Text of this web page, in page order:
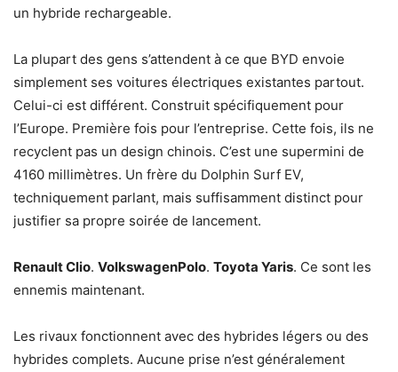
un hybride rechargeable.
La plupart des gens s’attendent à ce que BYD envoie
simplement ses voitures électriques existantes partout.
Celui-ci est différent. Construit spécifiquement pour
l’Europe. Première fois pour l’entreprise. Cette fois, ils ne
recyclent pas un design chinois. C’est une supermini de
4160 millimètres. Un frère du Dolphin Surf EV,
techniquement parlant, mais suffisamment distinct pour
justifier sa propre soirée de lancement.
Renault Clio. VolkswagenPolo. Toyota Yaris. Ce sont les
ennemis maintenant.
Les rivaux fonctionnent avec des hybrides légers ou des
hybrides complets. Aucune prise n’est généralement